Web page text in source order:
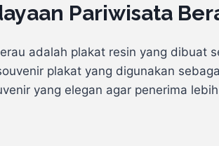
Pariwisata
adalah plakat resin yang dibuat
plakat yang digunakan
yang elegan agar penerima